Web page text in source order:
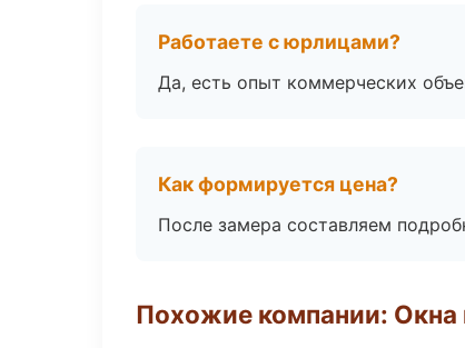
Работаете с юрлицами?
Да, есть опыт коммерческих
Как формируется цена?
После замера составляем
Похожие компании: Окна